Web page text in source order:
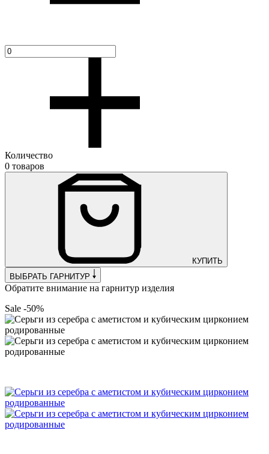
Количество
0 товаров
КУПИТЬ
ВЫБРАТЬ ГАРНИТУР
Обратите внимание на гарнитур изделия
Sale -50%